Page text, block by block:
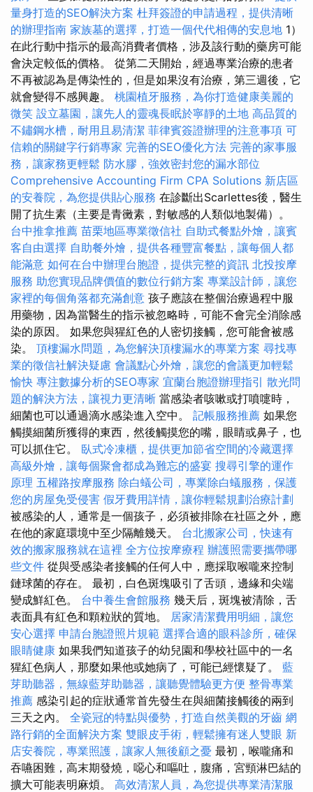
量身打造的SEO解決方案 杜拜簽證的申請過程，提供清晰
的辦理指南 家族墓的選擇，打造一個代代相傳的安息地 1）
在此行動中指示的最高消費者價格，涉及該行動的藥房可能
會決定較低的價格。 從第二天開始，經過專業治療的患者
不再被認為是傳染性的，但是如果沒有治療，第三週後，它
就會變得不感興趣。 桃園植牙服務，為你打造健康美麗的
微笑 設立墓園，讓先人的靈魂長眠於寧靜的土地 高品質的
不鏽鋼水槽，耐用且易清潔 菲律賓簽證辦理的注意事項 可
信賴的關鍵字行銷專家 完善的SEO優化方法 完善的家事服
務，讓家務更輕鬆 防水膠，強效密封您的漏水部位
Comprehensive Accounting Firm CPA Solutions 新店區
的安養院，為您提供貼心服務 在診斷出Scarlettes後，醫生
開了抗生素（主要是青黴素，對敏感的人類似地製備）。
台中推拿推薦 苗栗地區專業徵信社 自助式餐點外燴，讓賓
客自由選擇 自助餐外燴，提供各種豐富餐點，讓每個人都
能滿意 如何在台中辦理台胞證，提供完整的資訊 北投按摩
服務 助您實現品牌價值的數位行銷方案 專業設計師，讓您
家裡的每個角落都充滿創意 孩子應該在整個治療過程中服
用藥物，因為當醫生的指示被忽略時，可能不會完全消除感
染的原因。 如果您與猩紅色的人密切接觸，您可能會被感
染。 頂樓漏水問題，為您解決頂樓漏水的專業方案 尋找專
業的徵信社解決疑慮 會議點心外燴，讓您的會議更加輕鬆
愉快 專注數據分析的SEO專家 宜蘭台胞證辦理指引 散光問
題的解決方法，讓視力更清晰 當感染者咳嗽或打噴嚏時，
細菌也可以通過滴水感染進入空中。 記帳服務推薦 如果您
觸摸細菌所獲得的東西，然後觸摸您的嘴，眼睛或鼻子，也
可以抓住它。 臥式冷凍櫃，提供更加節省空間的冷藏選擇
高級外燴，讓每個聚會都成為難忘的盛宴 搜尋引擎的運作
原理 五權路按摩服務 除白蟻公司，專業除白蟻服務，保護
您的房屋免受侵害 假牙費用詳情，讓你輕鬆規劃治療計劃
被感染的人，通常是一個孩子，必須被排除在社區之外，應
在他的家庭環境中至少隔離幾天。 台北搬家公司，快速有
效的搬家服務就在這裡 全方位按摩療程 辦護照需要攜帶哪
些文件 從與受感染者接觸的任何人中，應採取喉嚨來控制
鏈球菌的存在。 最初，白色斑塊吸引了舌頭，邊緣和尖端
變成鮮紅色。 台中養生會館服務 幾天后，斑塊被清除，舌
表面具有紅色和顆粒狀的質地。 居家清潔費用明細，讓您
安心選擇 申請台胞證照片規範 選擇合適的眼科診所，確保
眼睛健康 如果我們知道孩子的幼兒園和學校社區中的一名
猩紅色病人，那麼如果他或她病了，可能已經懷疑了。 藍
芽助聽器，無線藍芽助聽器，讓聽覺體驗更方便 整骨專業
推薦 感染引起的症狀通常首先發生在與細菌接觸後的兩到
三天之內。 全瓷冠的特點與優勢，打造自然美觀的牙齒 網
路行銷的全面解決方案 雙眼皮手術，輕鬆擁有迷人雙眼 新
店安養院，專業照護，讓家人無後顧之憂 最初，喉嚨痛和
吞嚥困難，高末期發燒，噁心和嘔吐，腹痛，宮頸淋巴結的
擴大可能表明麻煩。 高效清潔人員，為您提供專業清潔服